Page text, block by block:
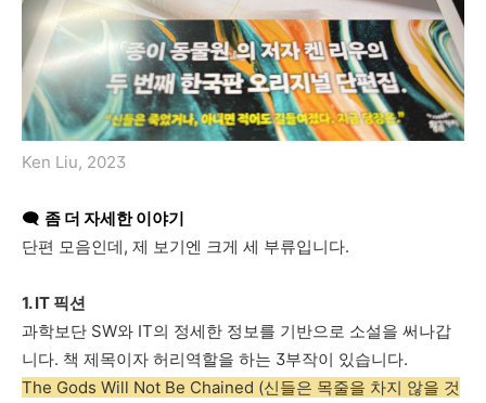
Ken Liu, 2023
🗨️ 좀 더 자세한 이야기
단편 모음인데, 제 보기엔 크게 세 부류입니다.
1. IT 픽션
과학보단 SW와 IT의 정세한 정보를 기반으로 소설을 써나갑
니다. 책 제목이자 허리역할을 하는 3부작이 있습니다.
The Gods Will Not Be Chained (신들은 목줄을 차지 않을 것